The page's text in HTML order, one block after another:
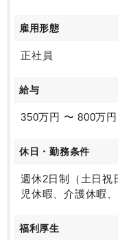
雇用形態
正社員
給与
350万円 〜 800万円
休日・勤務条件
週休2日制（土日祝
児休暇、介護休暇
福利厚生